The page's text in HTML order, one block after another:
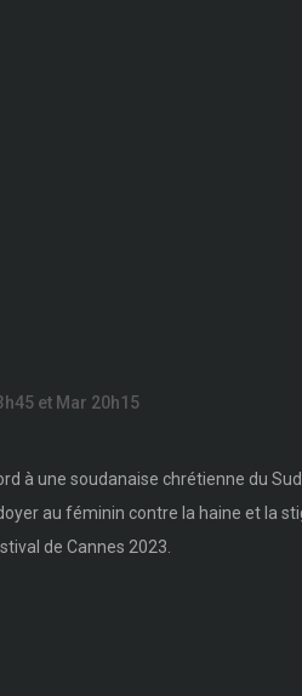
et Mar 20h15
à une soudanaise chrétienne du
au féminin contre la haine et la
de Cannes 2023.